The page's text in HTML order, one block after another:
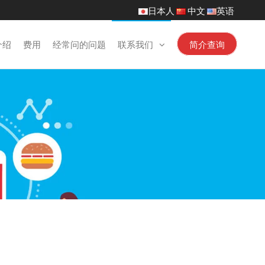
日本人 中文 英语
简介查询
费用 经常问的问题 联系我们